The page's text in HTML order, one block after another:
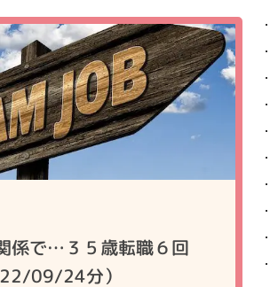
係で…３５歳転職６回
09/24分）